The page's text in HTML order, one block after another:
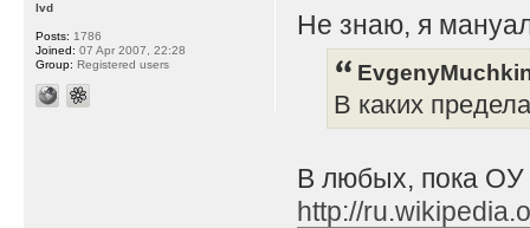
Не знаю, я
В каких
В любых, пока ОУ
http://
lvd
Posts: 1786
Joined: 07 Apr 2007, 22:28
Group: Registered users